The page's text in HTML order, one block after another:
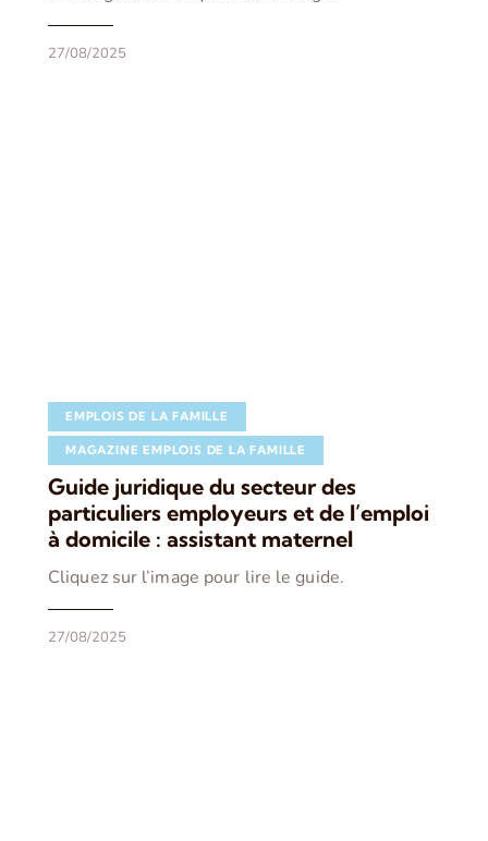
27/08/2025
EMPLOIS DE LA FAMILLE
MAGAZINE EMPLOIS DE LA FAMILLE
Guide juridique du secteur des
particuliers employeurs et de l’emploi
à domicile : assistant maternel
Cliquez sur l’image pour lire le guide.
27/08/2025